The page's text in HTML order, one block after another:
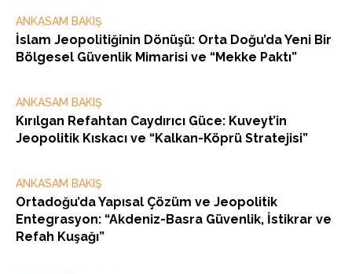
ANKASAM BAKIŞ
İslam Jeopolitiğinin Dönüşü: Orta Doğu’da Yeni Bir
Bölgesel Güvenlik Mimarisi ve “Mekke Paktı”
ANKASAM BAKIŞ
Kırılgan Refahtan Caydırıcı Güce: Kuveyt’in
Jeopolitik Kıskacı ve “Kalkan-Köprü Stratejisi”
ANKASAM BAKIŞ
Ortadoğu’da Yapısal Çözüm ve Jeopolitik
Entegrasyon: “Akdeniz-Basra Güvenlik, İstikrar ve
Refah Kuşağı”